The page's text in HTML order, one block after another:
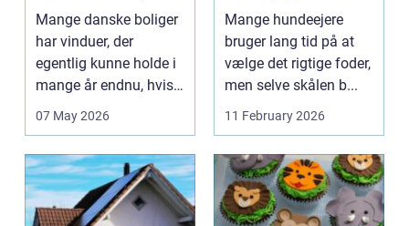
af dine gamle
rammer
Mange danske boliger
har vinduer, der
egentlig kunne holde i
mange år endnu, hvis
de fik den r...
07 May 2026
hund
Mange hundeejere
bruger lang tid på at
vælge det rigtige foder,
men selve skålen b...
11 February 2026